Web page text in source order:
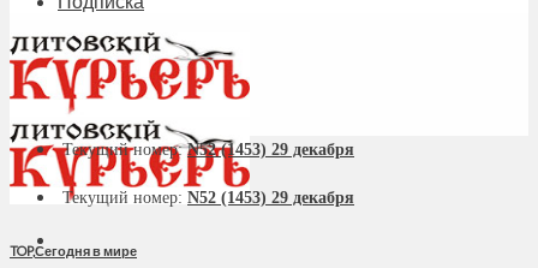
Текущий номер:N52 (1453) 29 декабря
Текущий номер: N52 (1453) 29 декабря
TOP,Сегодня в мире